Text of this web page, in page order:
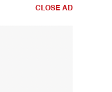
CLOSE AD